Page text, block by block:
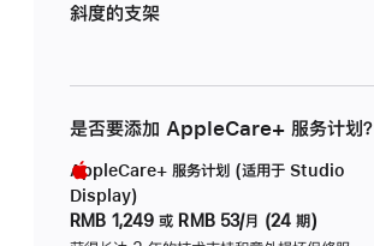
斜度的支架
是否要添加 AppleCare+ 服务计划？
AppleCare+ 服务计划 (适用于 Studio
Display)
RMB 1,249 或 RMB 53/月 (24 期)